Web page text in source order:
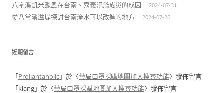
八掌溪凱米颱風在台南、嘉義氾濫成災的成因 2024-07-31
從八掌溪溢堤探討台南淹水可以改進的地方 2024-07-26
近期留言
「Proliantaholic」於〈藥局口罩採購地圖加入搜尋功能〉發佈留言
「kiang」於〈藥局口罩採購地圖加入搜尋功能〉發佈留言